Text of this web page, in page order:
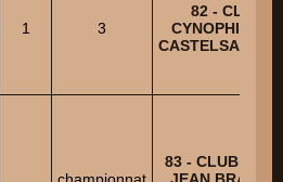
1 3
82 - CLUB
CYNOPHILE DE
83 - CLUB